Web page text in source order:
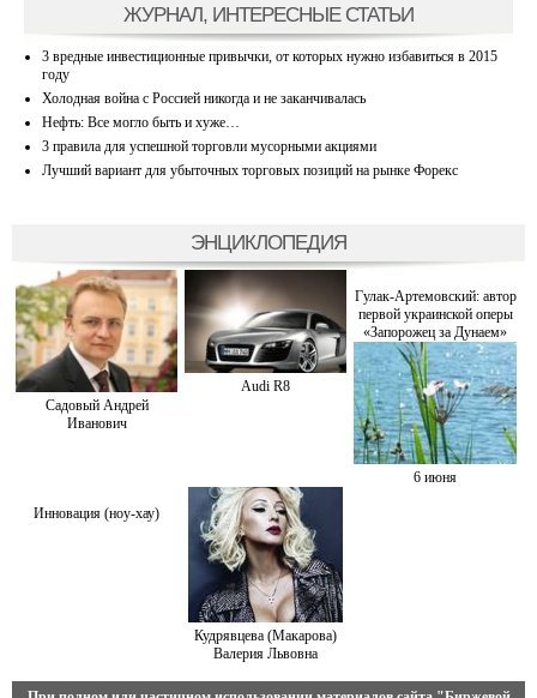
ЖУРНАЛ, ИНТЕРЕСНЫЕ СТАТЬИ
3 вредные инвестиционные привычки, от которых нужно избавиться в 2015
году
Холодная война с Россией никогда и не заканчивалась
Нефть: Все могло быть и хуже…
3 правила для успешной торговли мусорными акциями
Лучший вариант для убыточных торговых позиций на рынке Форекс
ЭНЦИКЛОПЕДИЯ
Садовый Андрей
Иванович
Audi R8
Гулак-Артемовский: автор
первой украинской оперы
«Запорожец за Дунаем»
6 июня
Инновация (ноу-хау)
Кудрявцева (Макарова)
Валерия Львовна